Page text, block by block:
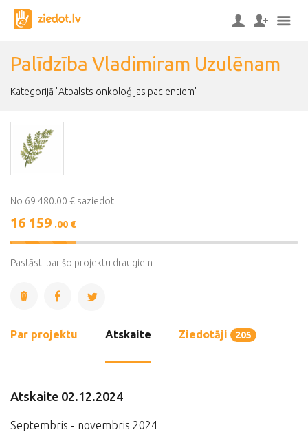
Palīdzība Vladimiram Uzulēnam
Kategorijā "Atbalsts onkoloģijas pacientiem"
No 69 480.00 € saziedoti
16 159 .00 €
23%
Complete
Pastāsti par šo projektu draugiem
Par projektu Atskaite Ziedotāji 205
Atskaite 02.12.2024
Septembris - novembris 2024